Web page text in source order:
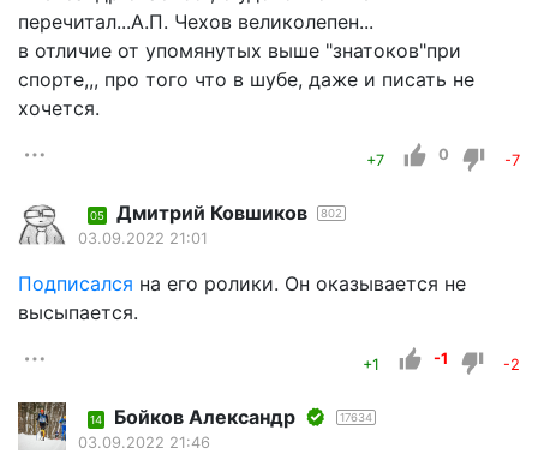
перечитал...А.П. Чехов великолепен...
в отличие от упомянутых выше "знатоков"при
спорте,,, про того что в шубе, даже и писать не
хочется.
+7 0 -7
05 Дмитрий Ковшиков 802
03.09.2022 21:01
Подписался на его ролики. Он оказывается не
высыпается.
+1 -1 -2
14 Бойков Александр 17634
03.09.2022 21:46